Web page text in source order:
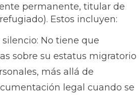
permanente, titular de
Estos incluyen:
No tiene que
sobre su estatus migratorio
más allá de
legal cuando se